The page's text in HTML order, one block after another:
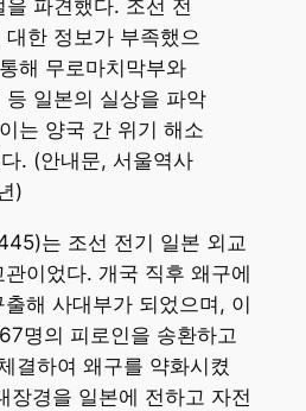
을 파견했다. 조선 전
대한 정보가 부족했으
해 무로마치막부와
등 일본의 실상을 파악
는 양국 간 위기 해소
. (안내문, 서울역사
)
는 조선 전기 일본 외교
이었다. 개국 직후 왜구에
해 사대부가 되었으며, 이
명의 피로인을 송환하고
결하여 왜구를 약화시켰
장경을 일본에 전하고 자전